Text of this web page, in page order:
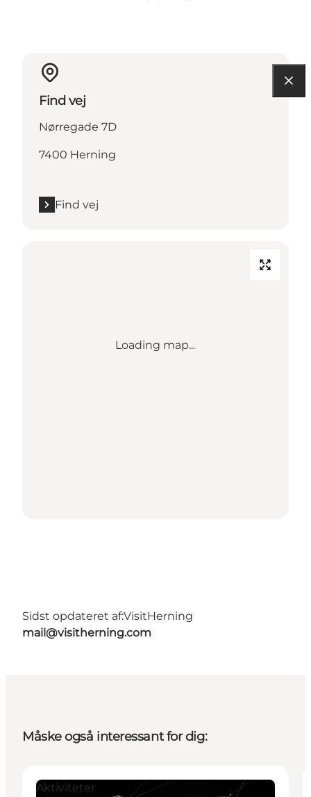
Find vej
Nørregade 7D
7400 Herning
Find vej
Loading map...
Sidst opdateret af:VisitHerning
mail@visitherning.com
Måske også interessant for dig:
Aktiviteter